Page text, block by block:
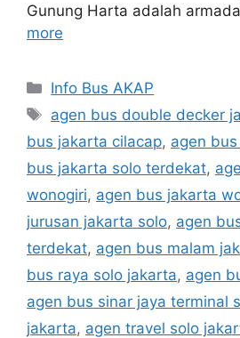
Gunung Harta adalah
more
Categories
Info Bus AKAP
Tags
agen bus double decker
bus jakarta cilacap, agen
bus jakarta solo terdekat,
wonogiri, agen bus jakarta
jurusan jakarta solo, agen
terdekat, agen bus malam
bus raya solo jakarta, agen
agen bus sinar jaya terminal
jakarta, agen travel solo